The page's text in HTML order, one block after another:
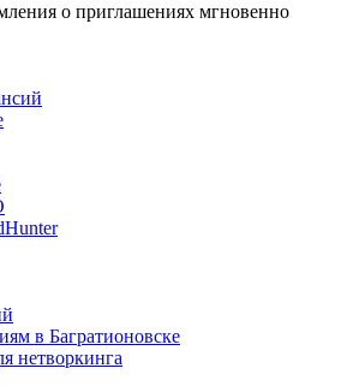
о приглашениях мгновенно
в Багратионовске
нетворкинга